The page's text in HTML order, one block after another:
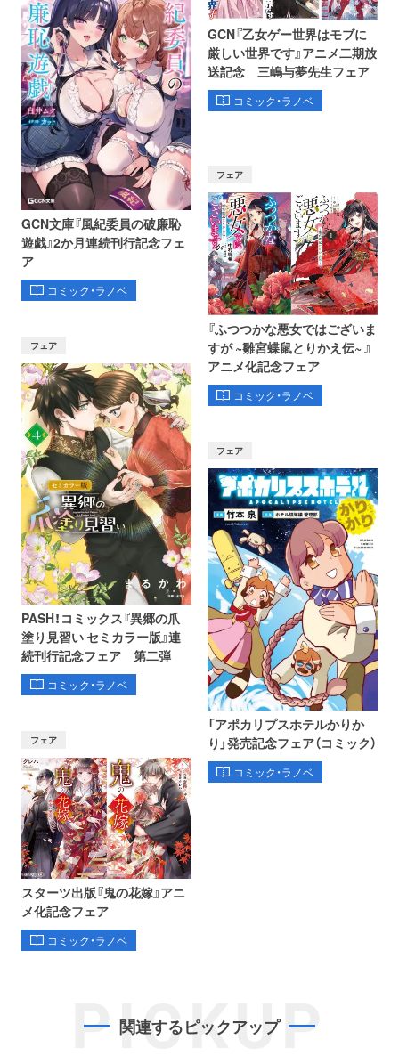
GCN文庫『風紀委員の破廉恥
遊戯』2か月連続刊行記念フェ
ア
コミック・ラノベ
GCN『乙女ゲー世界はモブに
厳しい世界です』アニメ二期放
送記念 三嶋与夢先生フェア
コミック・ラノベ
フェア
PASH！コミックス『異郷の爪
塗り見習い セミカラー版』連
続刊行記念フェア 第二弾
コミック・ラノベ
フェア
『ふつつかな悪女ではございま
すが ~雛宮蝶鼠とりかえ伝~ 』
アニメ化記念フェア
コミック・ラノベ
フェア
スターツ出版『鬼の花嫁』アニ
メ化記念フェア
コミック・ラノベ
フェア
「アポカリプスホテルかりか
り」発売記念フェア（コミック）
コミック・ラノベ
PICKUP
関連するピックアップ